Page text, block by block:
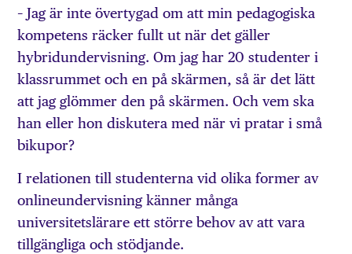
– Jag är inte övertygad om att min pedagogiska
kompetens räcker fullt ut när det gäller
hybridundervisning. Om jag har 20 studenter i
klassrummet och en på skärmen, så är det lätt
att jag glömmer den på skärmen. Och vem ska
han eller hon diskutera med när vi pratar i små
bikupor?
I relationen till studenterna vid olika former av
onlineundervisning känner många
universitetslärare ett större behov av att vara
tillgängliga och stödjande.